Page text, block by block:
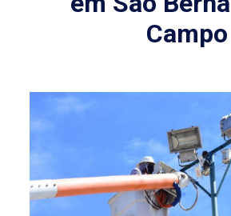
Campo